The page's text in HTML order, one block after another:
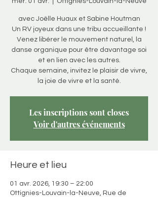
avec Joëlle Huaux et Sabine Houtman
Un RV joyeux dans une tribu accueillante !
Venez libérer le mouvement naturel, la
danse organique pour être davantage soi
et en lien avec les autres.
Chaque semaine, invitez le plaisir de vivre,
la joie de vivre et la santé.
Les inscriptions sont closes
Voir d'autres événements
Heure et lieu
01 avr. 2026, 19:30 – 22:00
Ottignies-Louvain-la-Neuve, Rue de